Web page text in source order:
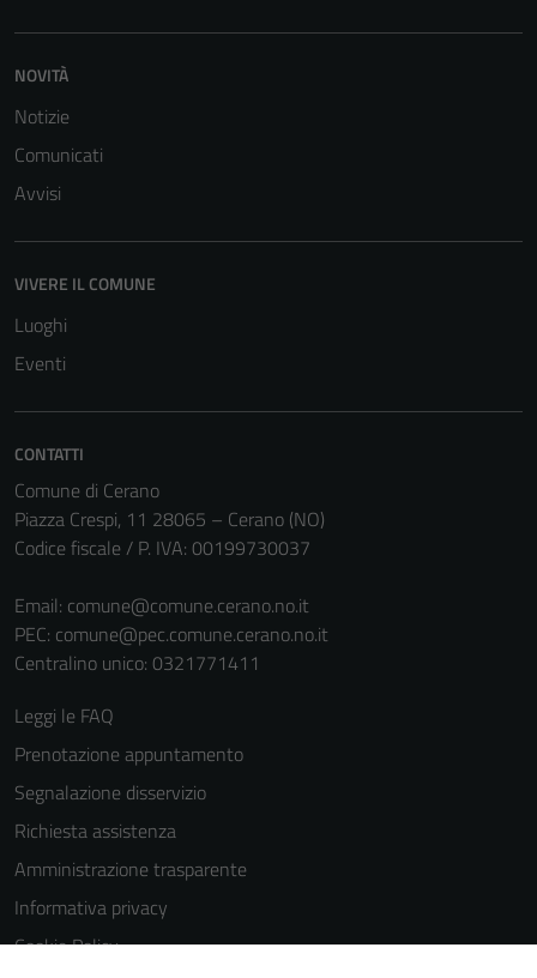
NOVITÀ
Notizie
Comunicati
Avvisi
VIVERE IL COMUNE
Luoghi
Eventi
CONTATTI
Comune di Cerano
Piazza Crespi, 11 28065 – Cerano (NO)
Codice fiscale / P. IVA: 00199730037
Email: comune@comune.cerano.no.it
PEC: comune@pec.comune.cerano.no.it
Centralino unico: 0321771411
Leggi le FAQ
Prenotazione appuntamento
Segnalazione disservizio
Richiesta assistenza
Amministrazione trasparente
Informativa privacy
Cookie Policy
funzionamento
non raccolgono